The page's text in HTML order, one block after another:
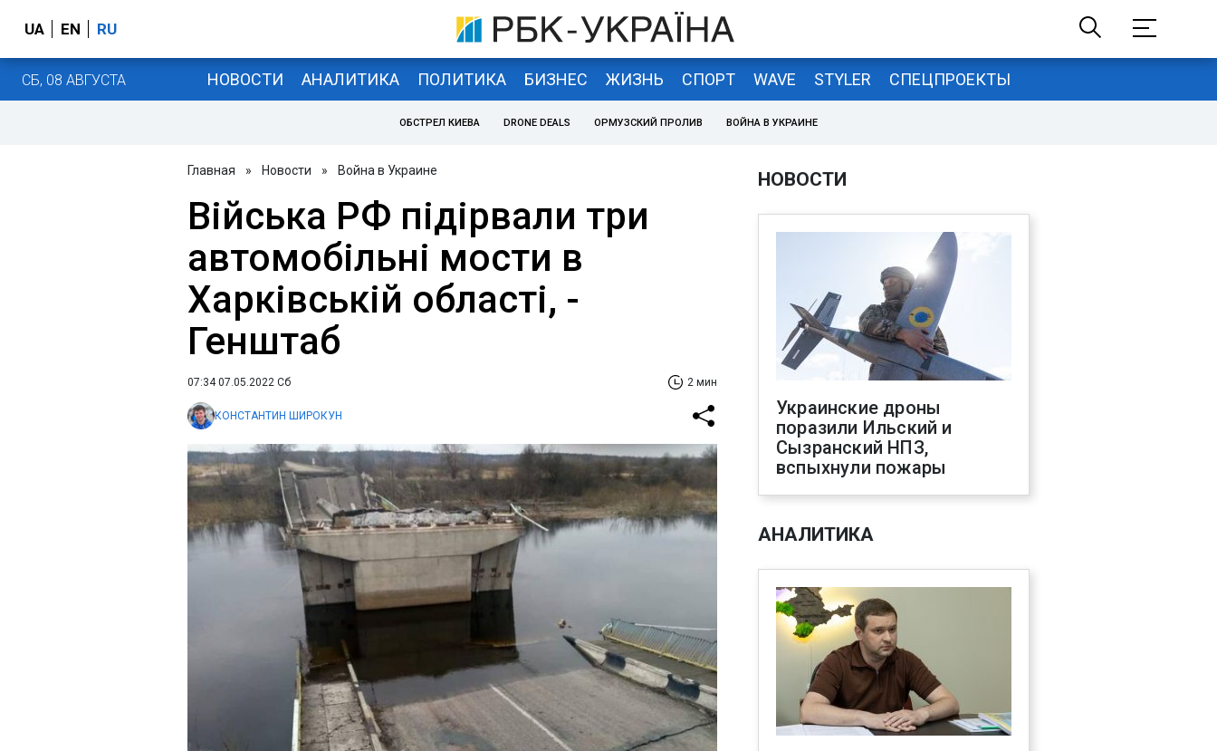
UA EN RU
СБ, 08 АВГУСТА НОВОСТИ АНАЛИТИКА ПОЛИТИКА БИЗНЕС ЖИЗНЬ СПОРТ WAVE STYLER СПЕЦПРОЕКТЫ
ОБСТРЕЛ КИЕВА DRONE DEALS ОРМУЗСКИЙ ПРОЛИВ ВОЙНА В УКРАИНЕ
Главная » Новости » Война в Украине
Війська РФ підірвали три
автомобільні мости в
Харківській області, -
Генштаб
07:34 07.05.2022 Сб 2 мин
КОНСТАНТИН ШИРОКУН
НОВОСТИ
Украинские дроны
поразили Ильский и
Сызранский НПЗ,
вспыхнули пожары
АНАЛИТИКА